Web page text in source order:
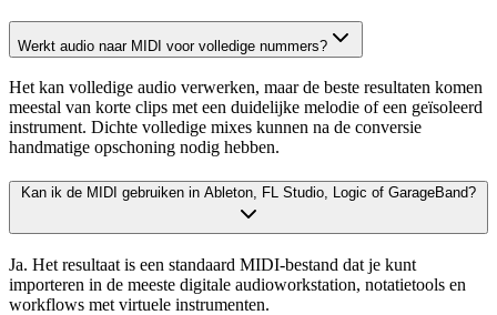
Werkt audio naar MIDI voor volledige nummers?
Het kan volledige audio verwerken, maar de beste resultaten komen
meestal van korte clips met een duidelijke melodie of een geïsoleerd
instrument. Dichte volledige mixes kunnen na de conversie
handmatige opschoning nodig hebben.
Kan ik de MIDI gebruiken in Ableton, FL Studio, Logic of GarageBand?
Ja. Het resultaat is een standaard MIDI-bestand dat je kunt
importeren in de meeste digitale audioworkstation, notatietools en
workflows met virtuele instrumenten.